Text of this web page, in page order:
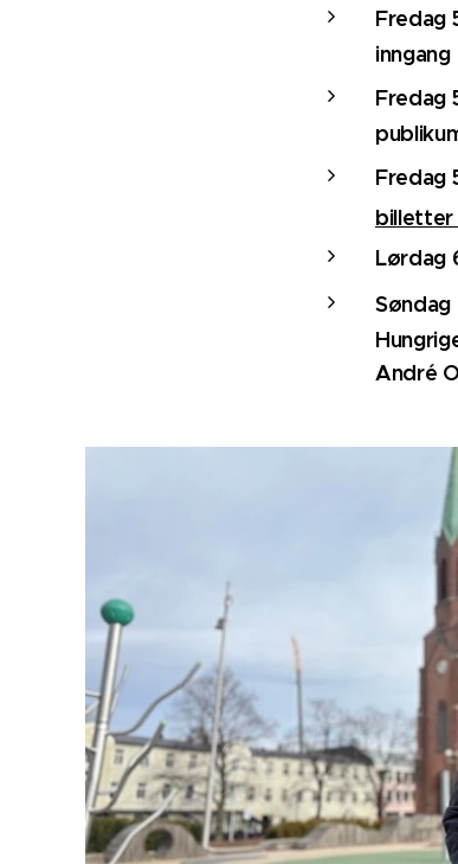
Fredag
inngang
Fredag
Fredag
billetter
Lørdag
Søndag
André